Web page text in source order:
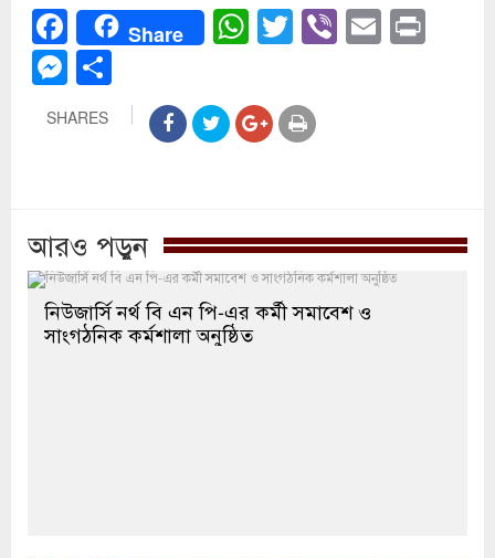
Facebook
Share WhatsApp
Twitter
Viber
Email
Messenger
SHARES
আরও পড়ুন
নিউজার্সি নর্থ বি এন পি-এর কর্মী সমাবেশ ও
সাংগঠনিক কর্মশালা অনুষ্ঠিত